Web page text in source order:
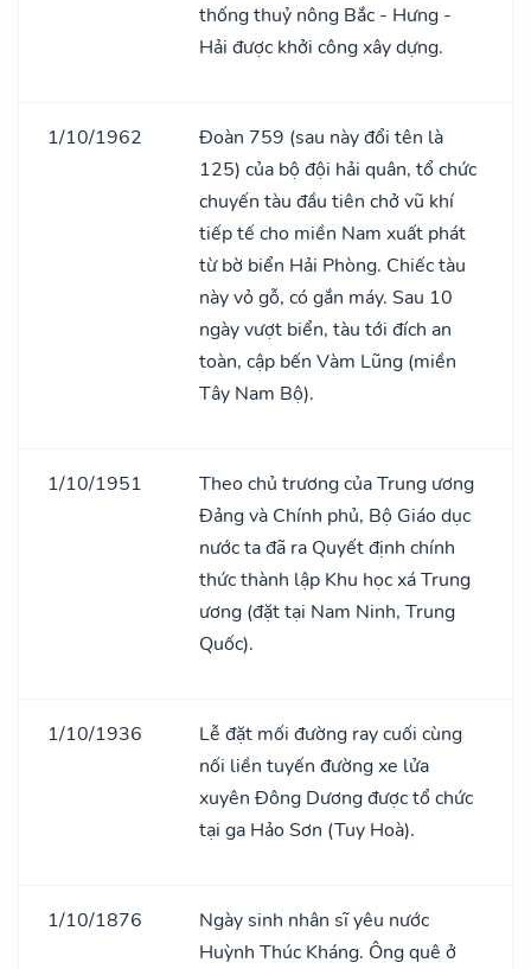
thống thuỷ nông Bắc - Hưng -
Hải được khởi công xây dựng.
1/10/1962
Đoàn 759 (sau này đổi tên là
125) của bộ đội hải quân, tổ chức
chuyến tàu đầu tiên chở vũ khí
tiếp tế cho miền Nam xuất phát
từ bờ biển Hải Phòng. Chiếc tàu
này vỏ gỗ, có gắn máy. Sau 10
ngày vượt biển, tàu tới đích an
toàn, cập bến Vàm Lũng (miền
Tây Nam Bộ).
1/10/1951
Theo chủ trương của Trung ương
Đảng và Chính phủ, Bộ Giáo dục
nước ta đã ra Quyết định chính
thức thành lập Khu học xá Trung
ương (đặt tại Nam Ninh, Trung
Quốc).
1/10/1936
Lễ đặt mối đường ray cuối cùng
nối liền tuyến đường xe lửa
xuyên Đông Dương được tổ chức
tại ga Hảo Sơn (Tuy Hoà).
1/10/1876
Ngày sinh nhân sĩ yêu nước
Huỳnh Thúc Kháng. Ông quê ở